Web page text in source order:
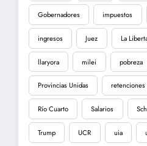
Gobernadores impuestos
ingresos Juez La
llaryora milei pobreza
Provincias Unidas retenciones
Río Cuarto Salarios
Trump UCR uia